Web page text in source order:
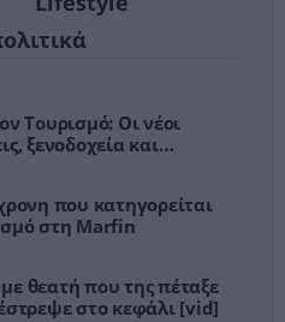
Τουρισμό: Οι νέοι
ξενοδοχεία και
που κατηγορείται
στη Marfin
θεατή που της πέταξε
στο κεφάλι [vid]